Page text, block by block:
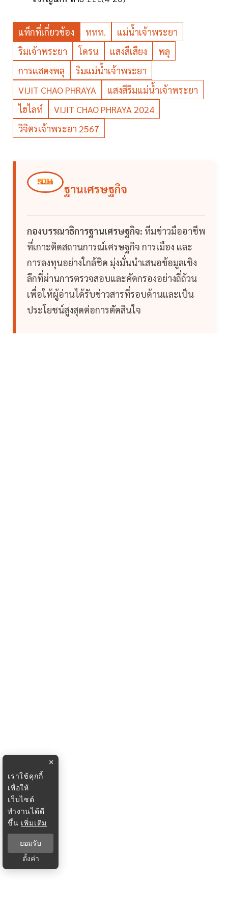
แท็กที่เกี่ยวข้อง ททท.
แม่น้ำเจ้าพระยา
ริมเจ้าพระยา
โดรน แสงสีเสียง
พลุ
การแสดงพลุ
ริมแม่น้ำเจ้าพระยา
VIJIT CHAO PHRAYA
แสงสีริมแม่น้ำเจ้าพระยา
ไฮไลท์
VIJIT CHAO PHRAYA 2024
วิจิตรเจ้าพระยา 2567
ฐานเศรษฐกิจ
กองบรรณาธิการฐานเศรษฐกิจ: ทีมข่าวมืออาชีพ
ที่เกาะติดสถานการณ์เศรษฐกิจ การเมือง และ
การลงทุนอย่างใกล้ชิด มุ่งมั่นนำเสนอข้อมูลเชิง
ลึกที่ผ่านการตรวจสอบและคัดกรองอย่างถี่ถ้วน
เพื่อให้ผู้อ่านได้รับข่าวสารที่รอบด้านและเป็น
ประโยชน์สูงสุดต่อการตัดสินใจ
×
เราใช้คุกกี้
เพื่อให้
เว็บไซต์
ทำงานได้ดี
ขึ้น เพิ่มเติม
ยอมรับ
ตั้งค่า